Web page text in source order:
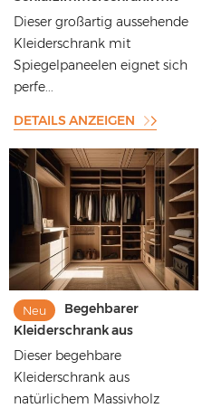
Spiegelpaneel in Silber und
Weiß für kleine Räume
Dieser großartig aussehende
Kleiderschrank mit
Spiegelpaneelen eignet sich
perfe...
DETAILS ANZEIGEN
Neu
Begehbarer
Kleiderschrank aus
Massivholz im europäischen
Naturstil mit riesigem
Stauraum
Dieser begehbare
Kleiderschrank aus
natürlichem Massivholz